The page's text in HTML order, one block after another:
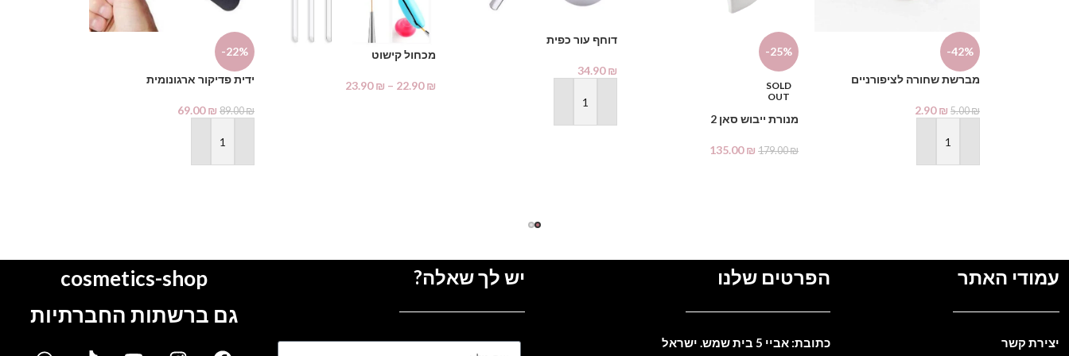
-42%
מברשת שחורה לציפורניים
5.00₪
2.90₪
הוספה לסל
-25%
SOLD
OUT
מנורת ייבוש סאן 2
179.00₪
135.00₪
דוחף עור כפית
34.90₪
הוספה לסל
מכחול קישוט
22.90₪
–
23.90₪
-22%
ידית פדיקור ארגונומית
89.00₪
69.00₪
הוספה לסל
עמודי האתר
יצירת קשר
הפרטים שלנו
כתובת: אביי 5 בית שמש. ישראל
יש לך שאלה?
cosmetics-shop
גם ברשתות החברתיות